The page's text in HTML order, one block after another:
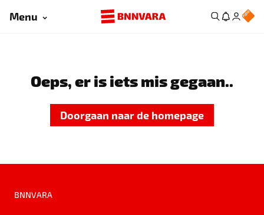
Menu
Oeps, er is iets mis gegaan..
Doorgaan naar de homepage
BNNVARA